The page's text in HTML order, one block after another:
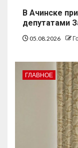
В Ачинске
депутатами
05.08.2026
ГЛАВНОЕ